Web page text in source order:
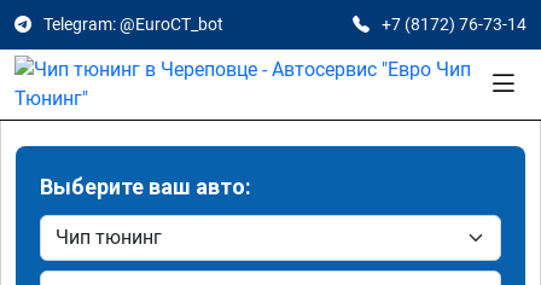
Telegram: @EuroCT_bot +7 (8172) 76-73-14
Выберите ваш авто: